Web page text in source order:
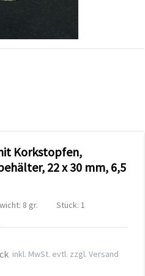
Korkstopfen,
22 x 30 mm, 6,5
8 gr.
Stück: 1
inkl. MwSt. evtl. zzgl. Versand